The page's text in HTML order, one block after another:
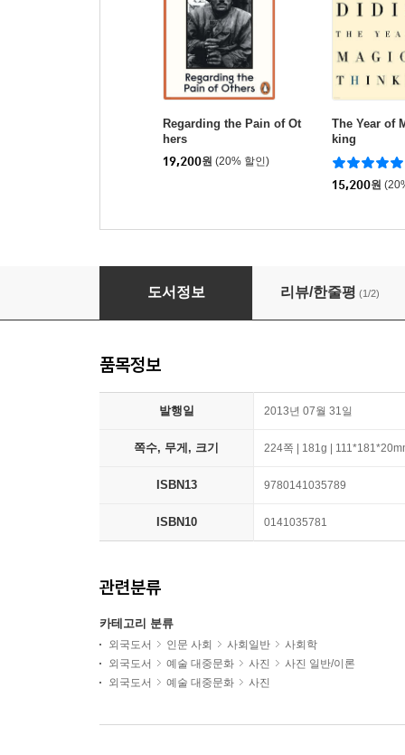
Regarding the Pain of Ot
hers
19,200원 (20% 할인)
The Year of
king
15,200원
On Photography
도서정보 리뷰/한줄평 (1/2)
품목정보
발행일 2013년 07월 31일
쪽수, 무게, 크기 224쪽 | 181g |
ISBN13 9780141035789
ISBN10 0141035781
관련분류
카테고리 분류
외국도서 인문 사회 사회일반
사회학
외국도서
예술 대중문화 사진
사진 일반/이론
외국도서
예술 대중문화 사진